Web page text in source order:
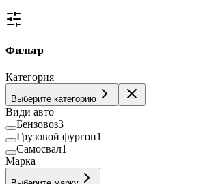
Фильтр
Категория
Выберите категорию
Види авто
Бензовоз3
Грузовой фургон1
Самосвал1
Марка